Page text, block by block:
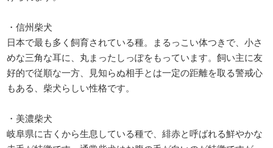
・信州柴犬
日本で最も多く飼育されている種。まるっこい体つきで、小さ
めな三角な耳に、丸まったしっぽをもっています。飼い主に友
好的で従順な一方、見知らぬ相手とは一定の距離を取る警戒心
もある、柴犬らしい性格です。
・美濃柴犬
岐阜県に古くから生息している種で、緋赤と呼ばれる鮮やかな